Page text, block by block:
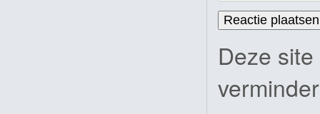
Deze